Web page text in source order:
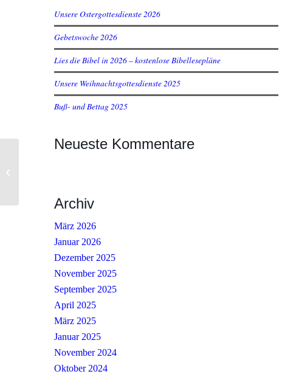
Unsere Ostergottesdienste 2026
Gebetswoche 2026
Lies die Bibel in 2026 – kostenlose Bibellesepläne
Unsere Weihnachtsgottesdienste 2025
Buß- und Bettag 2025
Neueste Kommentare
Archiv
März 2026
Januar 2026
Dezember 2025
November 2025
September 2025
April 2025
März 2025
Januar 2025
November 2024
Oktober 2024